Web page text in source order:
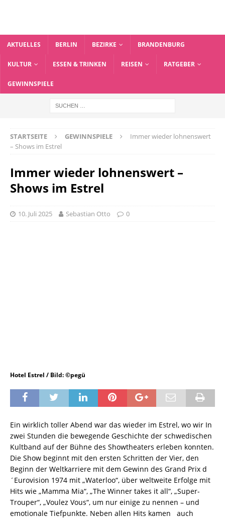
AKTUELLES BERLIN BEZIRKE BRANDENBURG
KULTUR ESSEN & TRINKEN REISEN RATGEBER
GEWINNSPIELE
STARTSEITE GEWINNSPIELE
Immer wieder lohnenswert
– Shows im Estrel
Immer wieder lohnenswert –
Shows im Estrel
10. Juli 2025 Sebastian Otto 0
Hotel Estrel / Bild: ©pegü
Ein wirklich toller Abend war das wieder im Estrel, wo wir In
zwei Stunden die bewegende Geschichte der schwedischen
Kultband auf der Bühne des Showtheaters erleben konnten.
Die Show beginnt mit den ersten Schritten der Vier, den
Beginn der Weltkarriere mit dem Gewinn des Grand Prix d
´Eurovision 1974 mit „Waterloo“, über weltweite Erfolge mit
Hits wie „Mamma Mia“, „The Winner takes it all“, „Super-
Trouper“, „Voulez Vous“, um nur einige zu nennen – und
emotionale Tiefpunkte. Neben allen Hits kamen auch